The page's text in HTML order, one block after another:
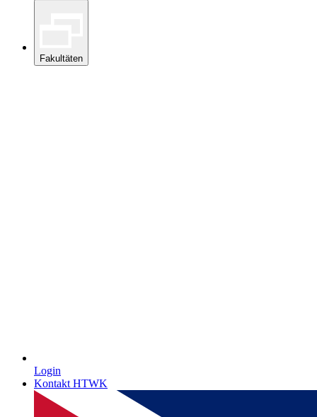
Fakultäten
Login
Kontakt HTWK